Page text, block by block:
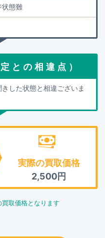
状態難
との相違点）
した状態と相違ございま
実際の買取価格
2,500円
買取価格となります